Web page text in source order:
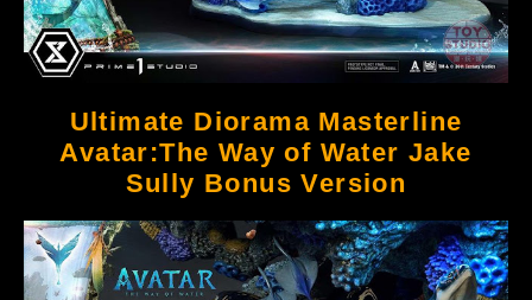
Ultimate Diorama Masterline
Avatar:The Way of Water Jake
Sully Bonus Version